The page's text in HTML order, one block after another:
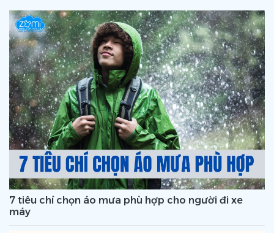
7 tiêu chí chọn áo mưa phù hợp cho người đi xe
máy